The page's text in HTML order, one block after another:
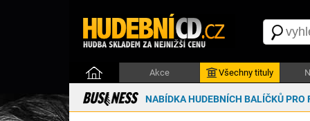
Akce Všechny tituly
NABÍDKA HUDEBNÍCH BALÍČKŮ PRO